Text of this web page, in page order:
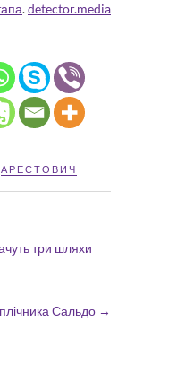
.detector.media
АРЕСТОВИЧ
три шляхи
Сальдо →